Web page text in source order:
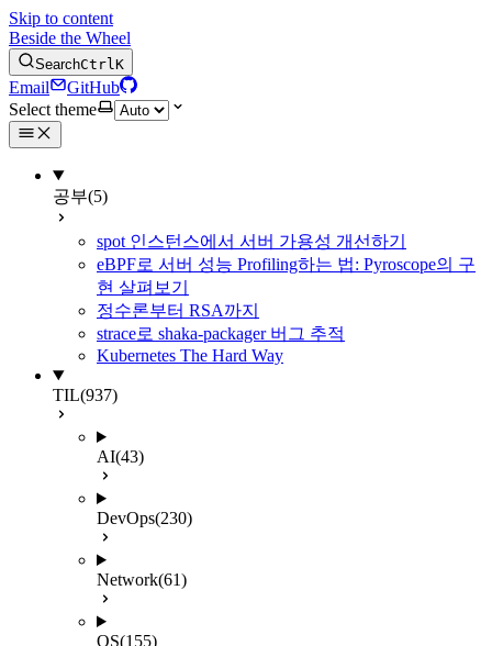
Skip to content
Beside the Wheel
SearchCtrlK
Email
GitHub
Select theme
공부(5)
spot 인스턴스에서 서버 가용성 개선하기
eBPF로 서버 성능 Profiling하는 법: Pyroscope의 구
현 살펴보기
정수론부터 RSA까지
strace로 shaka-packager 버그 추적
Kubernetes The Hard Way
TIL(937)
AI(43)
DevOps(230)
Network(61)
OS(155)